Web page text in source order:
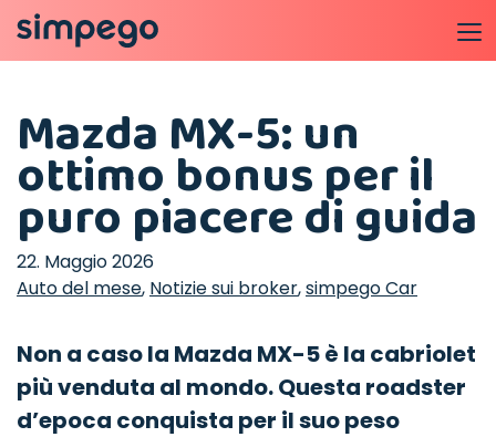
Mazda MX-5: un
ottimo bonus per il
puro piacere di guida
22. Maggio 2026
Auto del mese, Notizie sui broker,simpego Car
Non a caso la Mazda MX-5 è la cabriolet
più venduta al mondo. Questa roadster
d’epoca conquista per il suo peso